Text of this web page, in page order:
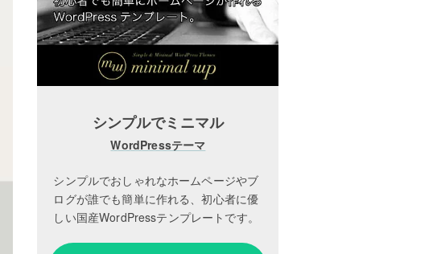
シンプルでミニマル
WordPressテーマ
シンプルでおしゃれなホームページやブ
ログが誰でも簡単に作れる、初心者に優
しい国産WordPressテンプレートです。